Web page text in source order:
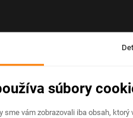
Na stránke
súbory
sme vám zobrazovali iba obsah,